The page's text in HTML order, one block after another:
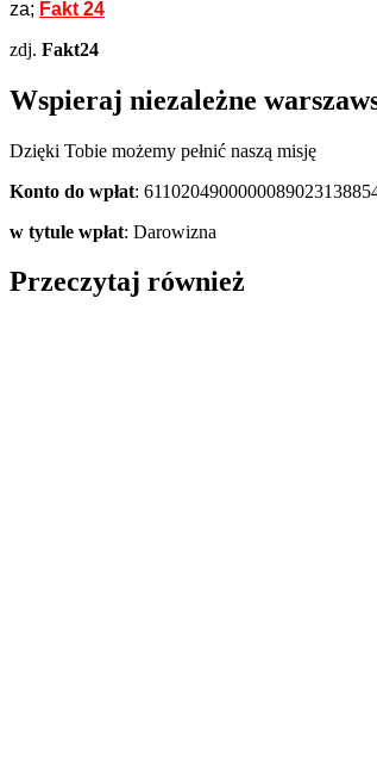
za; Fakt 24
zdj. Fakt24
Wspieraj niezależne
Dzięki Tobie możemy pełnić naszą misję
Konto do wpłat:
w tytule wpłat: Darowizna
Przeczytaj również